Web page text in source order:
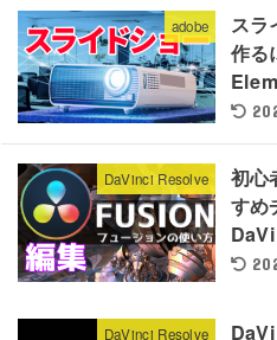
adobe
スラ
作る
DaVinci Resolve
初心
すめ
DaVinci Resolve